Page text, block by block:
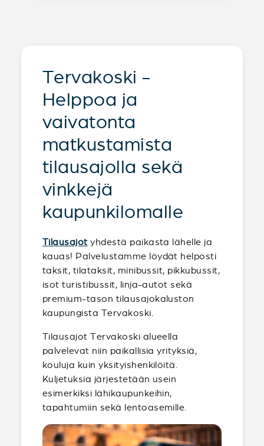
Tervakoski -
Helppoa ja
vaivatonta
matkustamista
tilausajolla sekä
vinkkejä
kaupunkilomalle
Tilausajot yhdestä paikasta lähelle ja
kauas! Palvelustamme löydät helposti
taksit, tilataksit, minibussit, pikkubussit,
isot turistibussit, linja-autot sekä
premium-tason tilausajokaluston
kaupungista Tervakoski.
Tilausajot Tervakoski alueella
palvelevat niin paikallisia yrityksiä,
kouluja kuin yksityishenkilöitä.
Kuljetuksia järjestetään usein
esimerkiksi lähikaupunkeihin,
tapahtumiin sekä lentoasemille.